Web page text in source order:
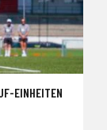
EINHEITEN